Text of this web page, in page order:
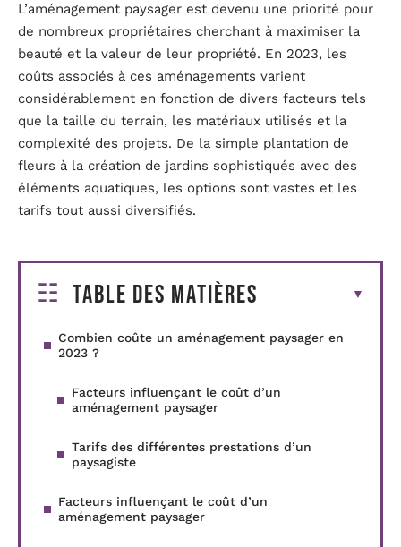
L’aménagement paysager est devenu une priorité pour
de nombreux propriétaires cherchant à maximiser la
beauté et la valeur de leur propriété. En 2023, les
coûts associés à ces aménagements varient
considérablement en fonction de divers facteurs tels
que la taille du terrain, les matériaux utilisés et la
complexité des projets. De la simple plantation de
fleurs à la création de jardins sophistiqués avec des
éléments aquatiques, les options sont vastes et les
tarifs tout aussi diversifiés.
Table des matières
Combien coûte un aménagement paysager en
2023 ?
Facteurs influençant le coût d’un
aménagement paysager
Tarifs des différentes prestations d’un
paysagiste
Facteurs influençant le coût d’un
aménagement paysager